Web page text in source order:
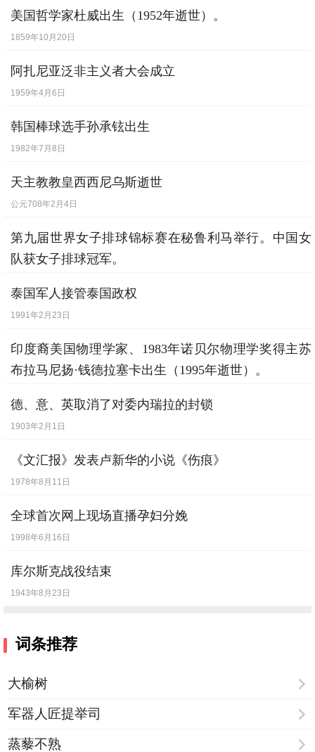
美国哲学家杜威出生（1952年逝世）。
1859年10月20日
阿扎尼亚泛非主义者大会成立
1959年4月6日
韩国棒球选手孙承铉出生
1982年7月8日
天主教教皇西西尼乌斯逝世
公元708年2月4日
第九届世界女子排球锦标赛在秘鲁利马举行。中国女
队获女子排球冠军。
泰国军人接管泰国政权
1991年2月23日
印度裔美国物理学家、1983年诺贝尔物理学奖得主苏
布拉马尼扬·钱德拉塞卡出生（1995年逝世）。
德、意、英取消了对委内瑞拉的封锁
1903年2月1日
《文汇报》发表卢新华的小说《伤痕》
1978年8月11日
全球首次网上现场直播孕妇分娩
1998年6月16日
库尔斯克战役结束
1943年8月23日
词条推荐
大榆树
军器人匠提举司
蒸藜不熟